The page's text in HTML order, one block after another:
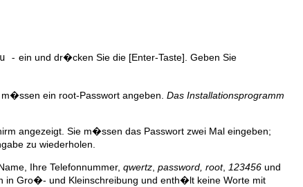
- ein und dr�cken Sie die [Enter-Taste] . Geben Sie
ein root-Passwort angeben. Das Installationsprogramm
angezeigt. Sie m�ssen das Passwort zwei Mal eingeben;
zu wiederholen.
Ihre Telefonnummer, qwertz password, root, 123456 und
in Gro�- und Kleinschreibung und enth�lt keine Worte mit